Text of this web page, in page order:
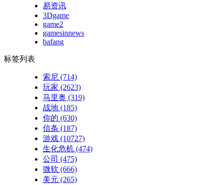
易资讯
3Dgame
game2
gamesinnews
bafang
标签列表
索尼 (714)
玩家 (2623)
马里奥 (319)
战地 (185)
你的 (630)
信条 (187)
游戏 (10727)
生化危机 (474)
公司 (475)
微软 (666)
美元 (265)